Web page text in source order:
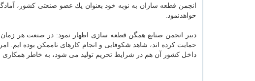
انجمن قطعه سازان به نوبه خود بعنوان یك عضو صنعتی كشور،
خواهدنمود.
دبیر انجمن صنایع همگن قطعه سازی اظهار نمود: در صنعت هر زمان
داخل كشور آن هم در شرایط تحریم تولید می شود، به خاطر